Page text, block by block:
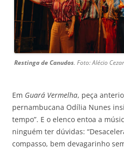
Restinga de Canudos. Foto: Alécio
Em Guará Vermelha, peça
pernambucana Odília Nunes
tempo”. E o elenco entoa a
ninguém ter dúvidas:
compasso, bem devagarinho